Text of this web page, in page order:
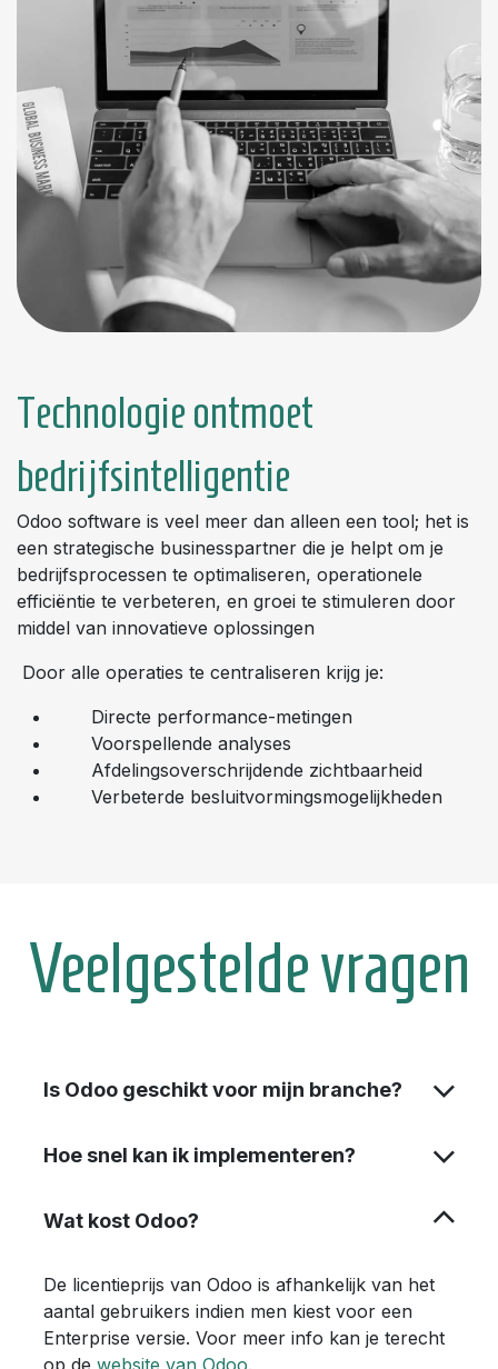
Technologie ontmoet
bedrijfsintelligentie
Odoo software is veel meer dan alleen een tool; het is
een strategische businesspartner die je helpt om je
bedrijfsprocessen te optimaliseren, operationele
efficiëntie te verbeteren, en groei te stimuleren door
middel van innovatieve oplossingen
​Door alle operaties te centraliseren krijg je:
​Directe performance-metingen
Voorspellende analyses
Afdelingsoverschrijdende zichtbaarheid
Verbeterde besluitvormingsmogelijkheden
Veelgestelde vragen
Is Odoo geschikt voor mijn branche?
Hoe snel kan ik implementeren?
Wat kost Odoo?
De licentieprijs van Odoo is afhankelijk van het
aantal gebruikers indien men kiest voor een
Enterprise versie. Voor meer info kan je terecht
op de website van Odoo